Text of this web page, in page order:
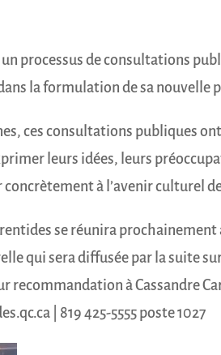
un processus de consultations
la formulation de sa nouvelle
ces consultations publiques
leurs idées, leurs
à l’avenir culturel
se réunira
qui sera diffusée par la suite
recommandation à Cassandre
| 819 425-5555 poste 1027